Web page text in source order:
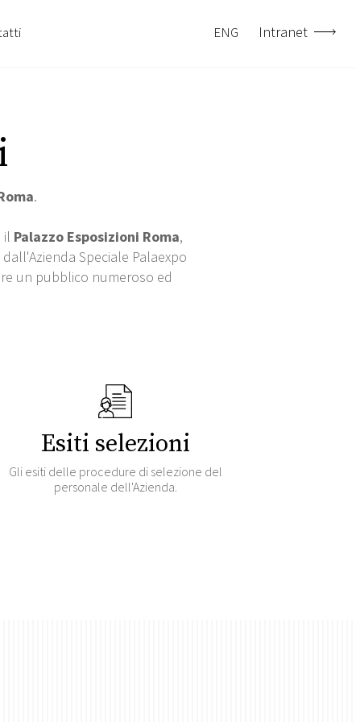
ENG Intranet
.
il Palazzo Esposizioni Roma,
Speciale Palaexpo
un pubblico numeroso ed
Esiti selezioni
Gli esiti delle procedure di selezione del
personale dell'Azienda.